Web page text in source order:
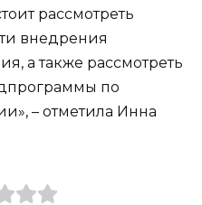
рассмотреть
внедрения
а также рассмотреть
по
– отметила Инна